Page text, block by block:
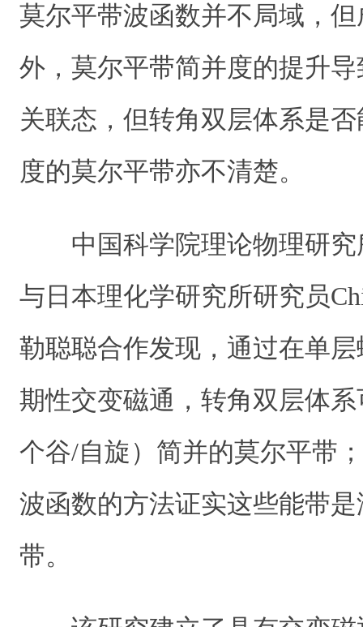
莫尔平带波函数并不局域，
外，莫尔平带简并度的提升
关联态，但转角双层体系是
度的莫尔平带亦不清楚。
中国科学院理论物理研
与日本理化学研究所研究员
勒聪聪合作发现，通过在单
期性交变磁通，转角双层体
个谷/自旋）简并的莫尔平带
波函数的方法证实这些能带
带。